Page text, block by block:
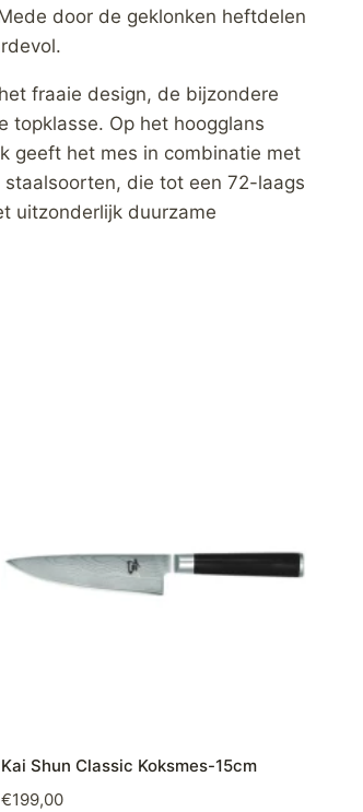
door de geklonken heftdelen
fraaie design, de bijzondere
topklasse. Op het hoogglans
geeft het mes in combinatie met
die tot een 72-laags
uitzonderlijk duurzame
Kai Shun Classic Koksmes-15cm
€199,00